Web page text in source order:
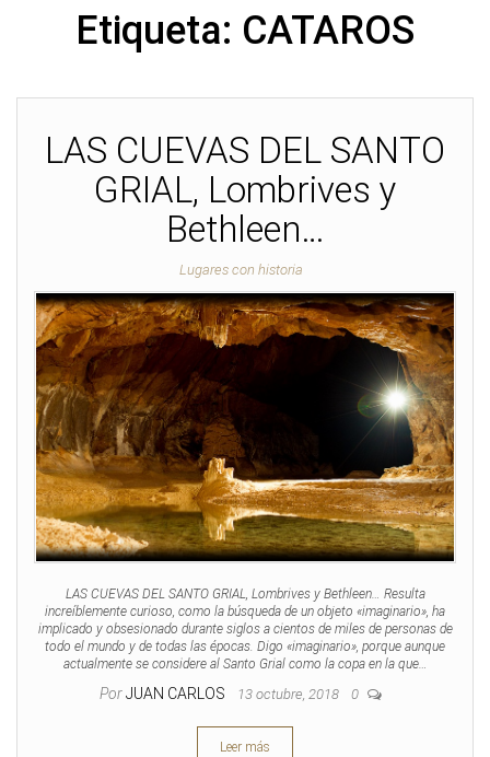
Etiqueta: CATAROS
LAS CUEVAS DEL SANTO
GRIAL, Lombrives y
Bethleen…
Lugares con historia
LAS CUEVAS DEL SANTO GRIAL, Lombrives y Bethleen… Resulta
increíblemente curioso, como la búsqueda de un objeto «imaginario», ha
implicado y obsesionado durante siglos a cientos de miles de personas de
todo el mundo y de todas las épocas. Digo «imaginario», porque aunque
actualmente se considere al Santo Grial como la copa en la que…
PorJUAN CARLOS 13 octubre, 2018 0
Leer más